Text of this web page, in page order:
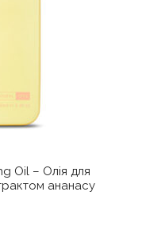
Oil – Олія для
ананасу